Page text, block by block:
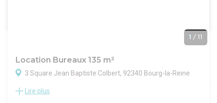
1 / 11
Location Bureaux 135 m²
3 Square Jean Baptiste Colbert, 92340 Bourg-la-Reine
Situé en plein coeur de Bourg-la-Reine, dans un
Lire plus